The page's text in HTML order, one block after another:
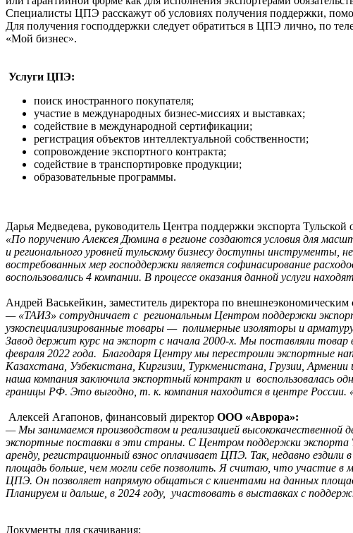
Специалисты ЦПЭ расскажут об условиях получения поддержки,
Для получения господдержки следует обратиться в ЦПЭ лично, по
«Мой бизнес».
Услуги ЦПЭ:
поиск иностранного покупателя;
участие в международных бизнес-миссиях и выставках;
содействие в международной сертификации;
регистрация объектов интеллектуальной собственности;
сопровождение экспортного контракта;
содействие в транспортировке продукции;
образовательные программы.
Дарья Медведева, руководитель Центра поддержки экспорта Тульской
«По поручению Алексея Дюмина в регионе создаются условия для
и регионального уровней тульскому бизнесу доступны инструменты,
востребованных мер господдержки является софинасирование
воспользовались 4 компании. В процессе оказания данной услуги
Андрей Васькейкин, заместитель директора по внешнеэкономическим
— «ТАИЗ» сотрудничает с региональным Центром поддержки
узкоспециализированные товары — полимерные изоляторы и
Завод держит курс на экспорт с начала 2000-х. Мы поставляли
февраля 2022 года. Благодаря Центру мы перестроили экспортные
Казахстана, Узбекистана, Киргизии, Туркменистана, Грузии,
наша компания заключила экспортный контракт и воспользовалась
границы РФ. Это выгодно, т. к. компания находится в центре России.
Алексей Агапонов, финансовый директор ООО «Аврора»:
— Мы занимаемся производством и реализацией
экспортные поставки в эти страны. С Центром поддержки экспорта
аренду, регистрационный взнос оплачивает ЦПЭ. Так, недавно
площадь больше, чем могли себе позволить. Я считаю, что участие в
ЦПЭ. Он позволяет напрямую общаться с клиентами на данных
Планируем и дальше, в 2024 году, участвовать в выставках с
Документы для скачивания: